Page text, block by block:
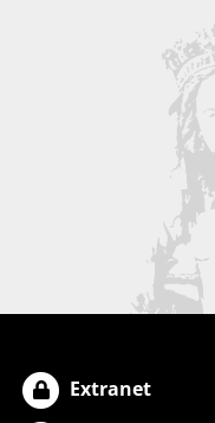
Extranet